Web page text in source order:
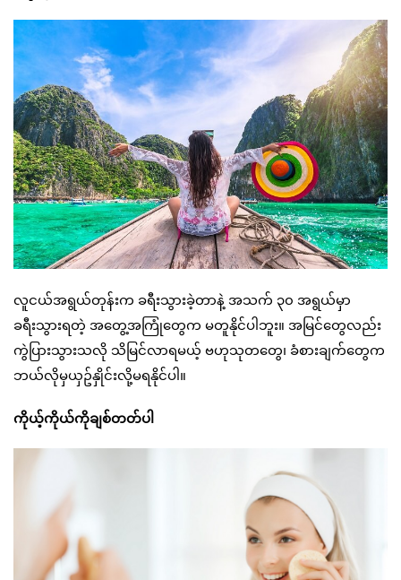
လူငယ်အရွယ်တုန်းက ခရီးသွားခဲ့တာနဲ့ အသက် ၃၀ အရွယ်မှာ
ခရီးသွားရတဲ့ အတွေ့အကြုံတွေက မတူနိုင်ပါဘူး။ အမြင်တွေလည်း
ကွဲပြားသွားသလို သိမြင်လာရမယ့် ဗဟုသုတတွေ၊ ခံစားချက်တွေက
ဘယ်လိုမှယှဥ်နှိုင်းလို့မရနိုင်ပါ။
ကိုယ့်ကိုယ်ကိုချစ်တတ်ပါ